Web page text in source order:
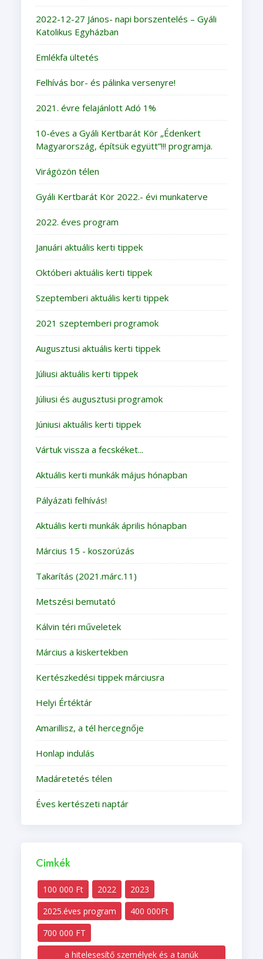
2022-12-27 János- napi borszentelés – Gyáli
Katolikus Egyházban
Emlékfa ültetés
Felhívás bor- és pálinka versenyre!
2021. évre felajánlott Adó 1%
10-éves a Gyáli Kertbarát Kör „Édenkert
Magyarország, építsük együtt”!!! programja.
Virágözön télen
Gyáli Kertbarát Kör 2022.- évi munkaterve
2022. éves program
Januári aktuális kerti tippek
Októberi aktuális kerti tippek
Szeptemberi aktuális kerti tippek
2021 szeptemberi programok
Augusztusi aktuális kerti tippek
Júliusi aktuális kerti tippek
Júliusi és augusztusi programok
Júniusi aktuális kerti tippek
Vártuk vissza a fecskéket...
Aktuális kerti munkák május hónapban
Pályázati felhívás!
Aktuális kerti munkák április hónapban
Március 15 - koszorúzás
Takarítás (2021.márc.11)
Metszési bemutató
Kálvin téri műveletek
Március a kiskertekben
Kertészkedési tippek márciusra
Helyi Értéktár
Amarillisz, a tél hercegnője
Honlap indulás
Madáretetés télen
Éves kertészeti naptár
Cimkék
100 000 Ft 2022
2023
2025.éves program
400 000Ft
700 000 FT
a hitelesesítő személyek és a tanúk